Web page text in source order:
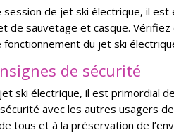
session de jet ski électrique, il
de sauvetage et casque.
fonctionnement du jet ski
de sécurité
ski électrique, il est primordial
avec les autres usagers
tous et à la préservation de